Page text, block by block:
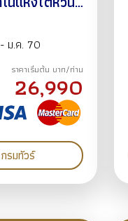
ย่หลิว หมู่บ้าน
หลงซาน วัด
BY JX
ม.ค. 70
ราคาเริ่มต้น บาท/ท่าน
26,990
รมทัวร์